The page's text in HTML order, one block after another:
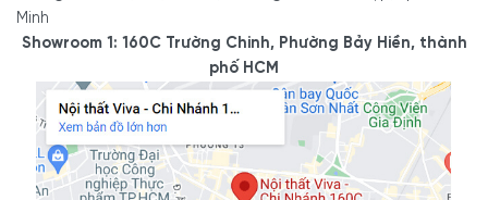
Minh
Showroom 1: 160C Trường Chinh, Phường Bảy Hiền, thành
phố HCM